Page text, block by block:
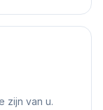
zijn van u.